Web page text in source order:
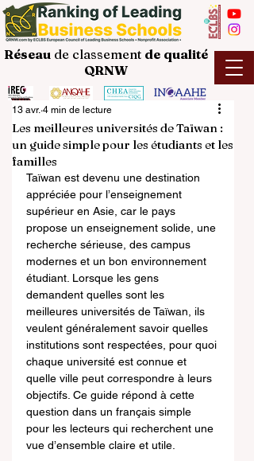
Réseau de classement de qualité
QRNW
Les meilleures universités de Taïwan :
un guide simple pour les étudiants et les
familles
13 avr. 4 min de lecture
Taïwan est devenu une destination
appréciée pour l’enseignement
supérieur en Asie, car le pays
propose un enseignement solide, une
recherche sérieuse, des campus
modernes et un bon environnement
étudiant. Lorsque les gens
demandent quelles sont les
meilleures universités de Taïwan, ils
veulent généralement savoir quelles
institutions sont respectées, pour quoi
chaque université est connue et
quelle ville peut correspondre à leurs
objectifs. Ce guide répond à cette
question dans un français simple
pour les lecteurs qui recherchent une
vue d’ensemble claire et utile.